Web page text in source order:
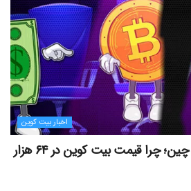
اخبار بیت کوین
اوج‌گیری طلا با تقاضای چین؛ چرا قیمت بیت کوین در ۶۴ هزار